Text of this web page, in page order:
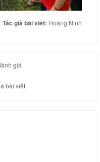
Tác giả bài viết: Hoàng Ninh
giá
bài viết